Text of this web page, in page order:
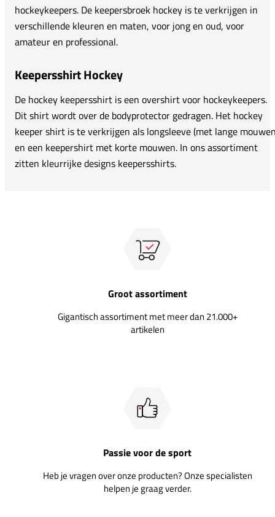
hockeykeepers. De keepersbroek hockey is te verkrijgen in
verschillende kleuren en maten, voor jong en oud, voor
amateur en professional.
Keepersshirt Hockey
De hockey keepersshirt is een overshirt voor hockeykeepers.
Dit shirt wordt over de bodyprotector gedragen. Het hockey
keeper shirt is te verkrijgen als longsleeve (met lange
en een keepershirt met korte mouwen. In ons assortiment
zitten kleurrijke designs keepersshirts.
Groot assortiment
Gigantisch assortiment met meer dan 21.000+
artikelen
Passie voor de sport
Heb je vragen over onze producten? Onze specialisten
helpen je graag verder.